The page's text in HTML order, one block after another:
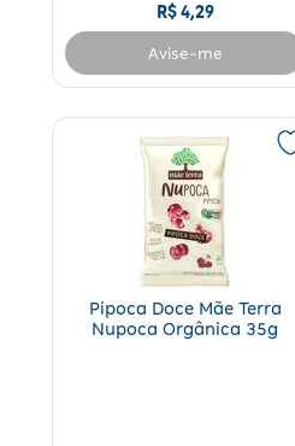
R$ 4,29
Avise-me
Pipoca Doce Mãe Terra
Nupoca Orgânica 35g